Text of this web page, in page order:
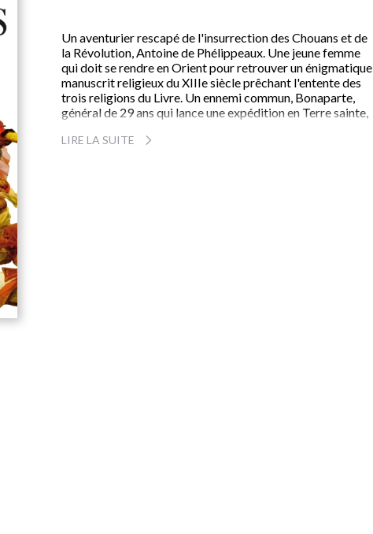
Un aventurier rescapé de l'insurrection des Chouans et de
la Révolution, Antoine de Phélippeaux. Une jeune femme
qui doit se rendre en Orient pour retrouver un énigmatique
manuscrit religieux du XIIIe siècle prêchant l'entente des
trois religions du Livre. Un ennemi commun, Bonaparte,
général de 29 ans qui lance une expédition en Terre sainte,
Alexandre le Grand. Une lettre des Juifs d'Europe dont le
LIRE LA SUITE